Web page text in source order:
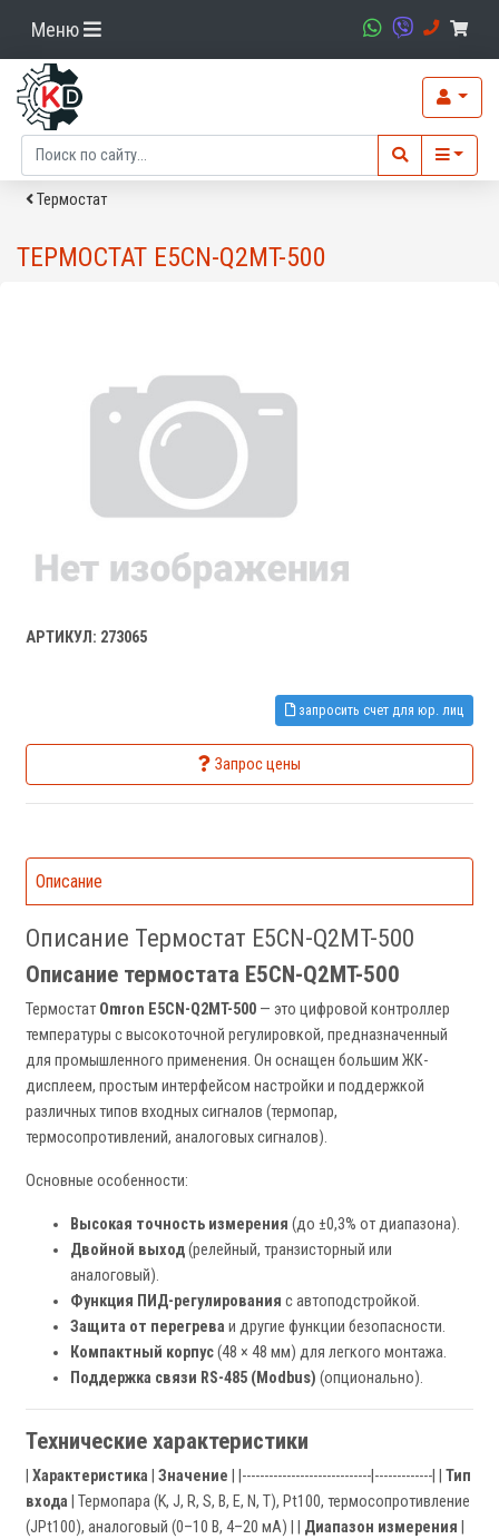
Меню
Термостат
ТЕРМОСТАТ E5CN-Q2MT-500
АРТИКУЛ: 273065
запросить счет для юр. лиц
Запрос цены
Описание
Описание Термостат E5CN-Q2MT-500
Описание термостата E5CN-Q2MT-500
Термостат Omron E5CN-Q2MT-500 — это цифровой контроллер
температуры с высокоточной регулировкой, предназначенный
для промышленного применения. Он оснащен большим ЖК-
дисплеем, простым интерфейсом настройки и поддержкой
различных типов входных сигналов (термопар,
термосопротивлений, аналоговых сигналов).
Основные особенности:
Высокая точность измерения (до ±0,3% от диапазона).
Двойной выход(релейный, транзисторный или
аналоговый).
Функция ПИД-регулирования с автоподстройкой.
Защита от перегрева и другие функции безопасности.
Компактный корпус(48 × 48 мм) для легкого монтажа.
Поддержка связи RS-485 (Modbus) (опционально).
Технические характеристики
Характеристика Значение | |-----------------------------|-------------| | Тип
входа | Термопара (K, J, R, S, B, E, N, T), Pt100, термосопротивление
(JPt100), аналоговый (0–10 В, 4–20 мА) | | Диапазон измерения